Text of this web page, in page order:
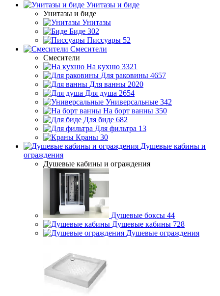
Унитазы и биде
Унитазы и биде
Унитазы
Биде 302
Писсуары 52
Смесители
Смесители
На кухню 3321
Для раковины 4657
Для ванны 2020
Для душа 2654
Универсальные 342
На борт ванны 350
Для биде 682
Для фильтра 13
Краны 30
Душевые кабины и
ограждения
Душевые кабины и ограждения
Душевые боксы 44
Душевые кабины 728
Душевые ограждения